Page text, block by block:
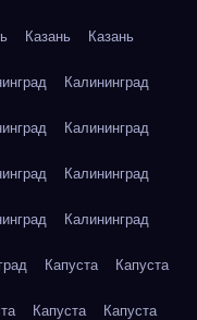
Казань Казань
Калининград
Калининград
Калининград
Калининград
Капуста Капуста
Капуста Капуста